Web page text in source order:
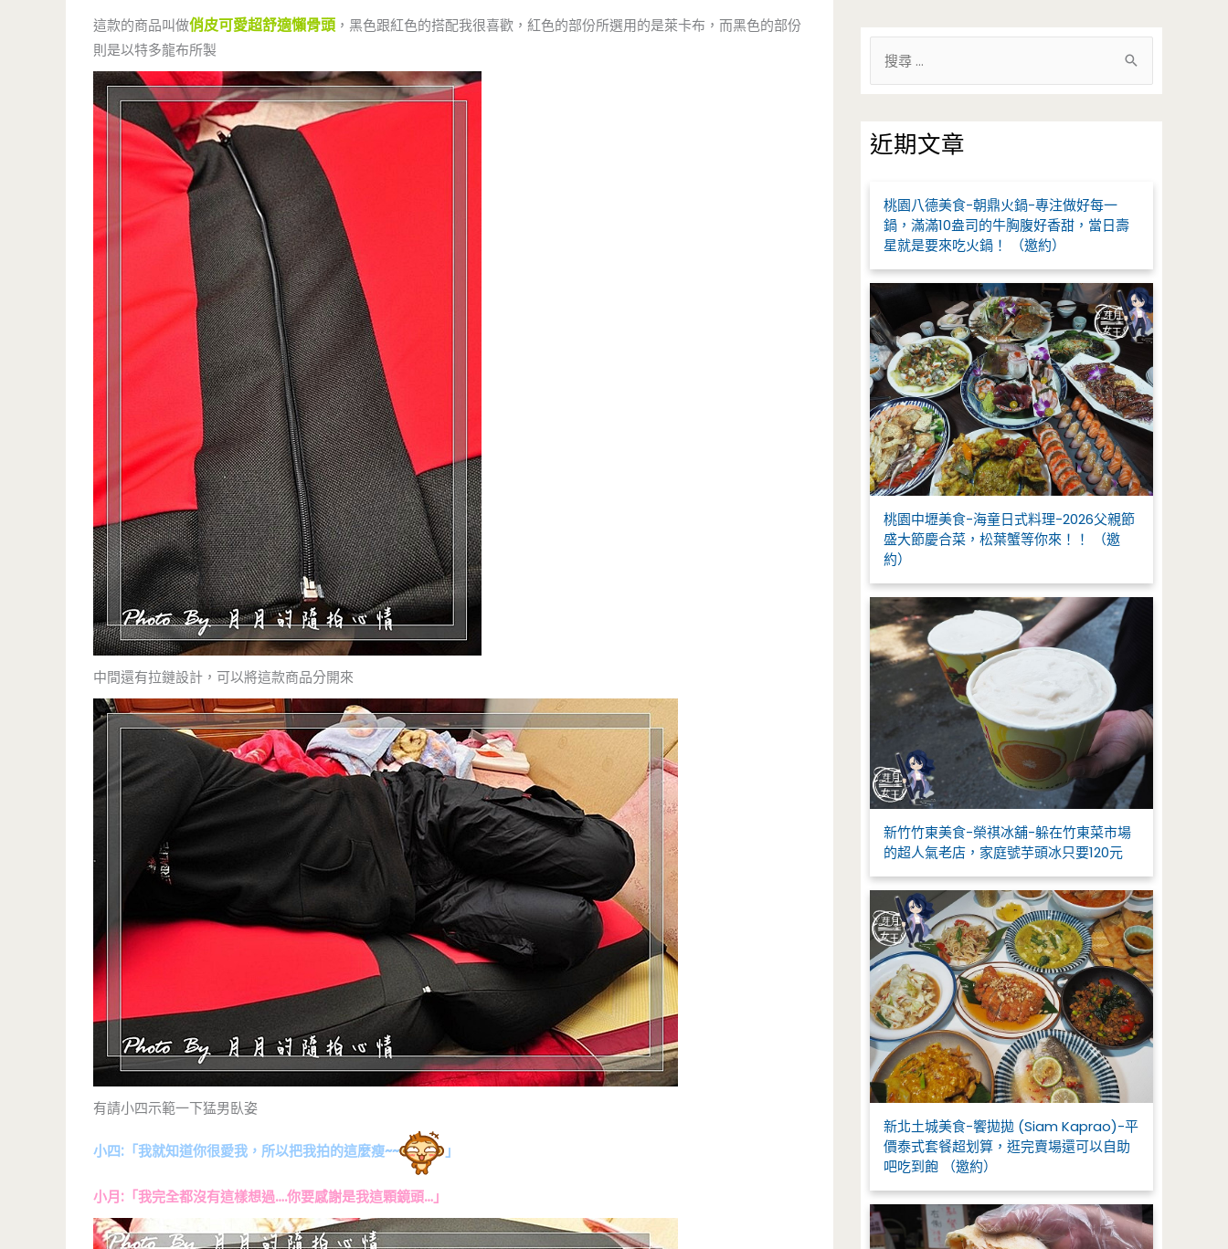
這款的商品叫做俏皮可愛超舒適懶骨頭 ，黑色跟紅色的搭配我很喜歡，紅色的部份所選用的是萊卡布，而黑色的部份
則是以特多龍布所製
中間還有拉鏈設計，可以將這款商品分開來
有請小四示範一下猛男臥姿
小四:「我就知道你很愛我，所以把我拍的這麼瘦~~ 」
小月:「我完全都沒有這樣想過….你要感謝是我這顆鏡頭…」
鍵
字
近期文章
桃園八德美食-朝鼎火鍋-專注做好每一
鍋，滿滿10盎司的牛胸腹好香甜，當日壽
星就是要來吃火鍋！ （邀約）
桃園中壢美食-海童日式料理-2026父親節
盛大節慶合菜，松葉蟹等你來！！ （邀
約）
新竹竹東美食-榮祺冰舖-躲在竹東菜市場
的超人氣老店，家庭號芋頭冰只要120元
新北土城美食-饗拋拋 (Siam Kaprao)-平
價泰式套餐超划算，逛完賣場還可以自助
吧吃到飽 （邀約）